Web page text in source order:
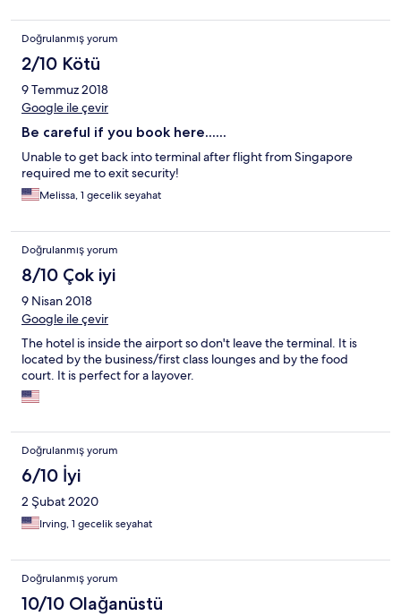
Doğrulanmış yorum
2/10 Kötü
9 Temmuz 2018
Google ile çevir
Be careful if you book here......
Unable to get back into terminal after flight from Singapore
required me to exit security!
Melissa, 1 gecelik seyahat
Doğrulanmış yorum
8/10 Çok iyi
9 Nisan 2018
Google ile çevir
The hotel is inside the airport so don't leave the terminal. It is
located by the business/first class lounges and by the food
court. It is perfect for a layover.
Doğrulanmış yorum
6/10 İyi
2 Şubat 2020
Irving, 1 gecelik seyahat
Doğrulanmış yorum
10/10 Olağanüstü